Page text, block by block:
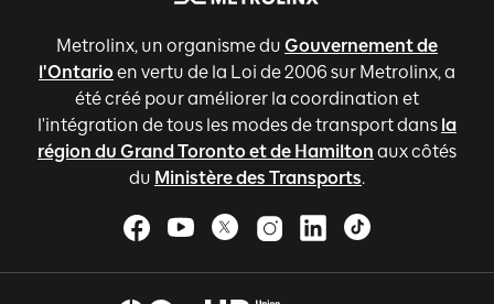
Metrolinx, un organisme du Gouvernement de
l'Ontario en vertu de la Loi de 2006 sur Metrolinx, a
été créé pour améliorer la coordination et
l'intégration de tous les modes de transport dans la
région du Grand Toronto et de Hamilton aux côtés
du Ministère des Transports.